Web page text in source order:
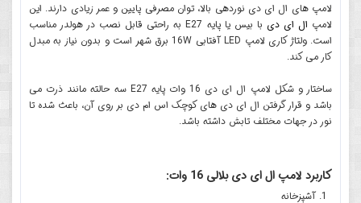
لامپ های ال ای دی نوردهی بالا، توان مصرفی پایین و عمر زیادی دارند. این
لامپ ال ای دی
با بیس یا پایه E27 به راحتی قابل نصب در هولدر مناسب
است. ولتاژ کاری لامپ LED آفتابی 16W برق شهر است و بدون نیاز به مبدل
کار می کند.
ساختار و شکل لامپ ال ای دی 16 وات پایه E27 سه حالته مانند ذرت می
باشد و قرار گرفتن ال ای دی های کوچک اس ام دی بر روی آن، باعث شده تا
نور در جهات مختلف تابش داشته باشد.
کاربرد لامپ ال ای دی بلالی 16 وات:
آشپزخانه